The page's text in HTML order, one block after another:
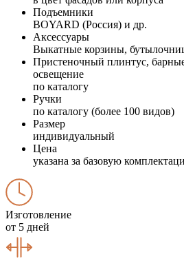
Подъемники
BOYARD (Россия) и др.
Аксессуары
Выкатные корзины,
Пристеночный плинтус,
освещение
по каталогу
Ручки
по каталогу (более 100 видов)
Размер
индивидуальный
Цена
указана за базовую
Изготовление
от 5 дней